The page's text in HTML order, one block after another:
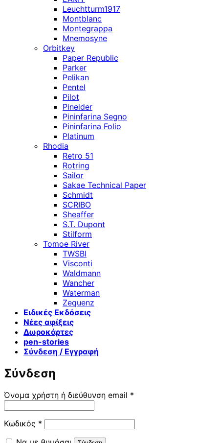
Leuchtturm1917
Montblanc
Montegrappa
Mnemosyne
Orbitkey
Paper Republic
Parker
Pelikan
Pentel
Pilot
Pineider
Pininfarina Segno
Pininfarina Folio
Platinum
Rhodia
Retro 51
Rotring
Sailor
Sakae Technical Paper
Schmidt
SCRIBO
Sheaffer
S.T. Dupont
Stilform
Tomoe River
TWSBI
Visconti
Waldmann
Wancher
Waterman
Zequenz
Ειδικές Εκδόσεις
Νέες αφίξεις
Δωροκάρτες
pen-stories
Σύνδεση / Εγγραφή
Σύνδεση
Όνομα χρήστη ή διεύθυνση email *
Κωδικός * Απαιτείται